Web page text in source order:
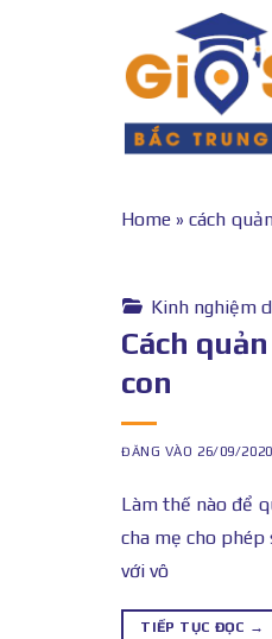
Home » cách
Kinh nghiệm
Cách
con
ĐĂNG VÀO 26/09/2020
Làm thế nào để
cha mẹ cho
với vô
TIẾP TỤC ĐỌC →